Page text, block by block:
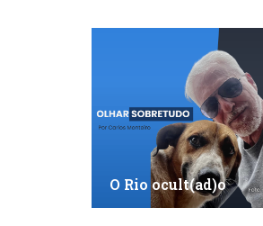
O Rio ocult(ad)o